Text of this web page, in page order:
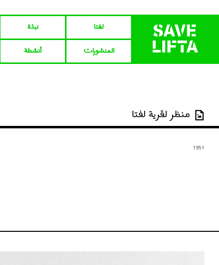
لفتا‎‎
نبذة
المنشورات
أنشطة
منظر لقرية لفتا
1951